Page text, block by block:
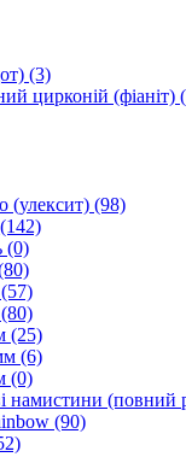
(3)
цирконій (фіаніт)
(улексит) (98)
(142)
(0)
(57)
(80)
(25)
(6)
(0)
намистини (повний
(90)